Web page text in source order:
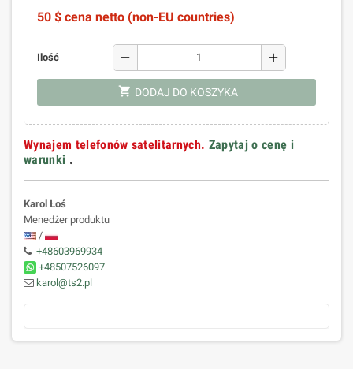
50 $ cena netto (non-EU countries)
Ilość remove add
shopping_cart DODAJ DO KOSZYKA
Wynajem telefonów satelitarnych. Zapytaj o cenę i
warunki .
Karol Łoś
Menedżer produktu
/
+48603969934
+48507526097
karol@ts2.pl